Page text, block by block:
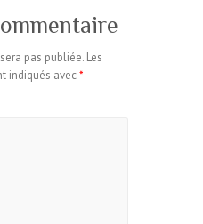
pas publiée. Les
indiqués avec*